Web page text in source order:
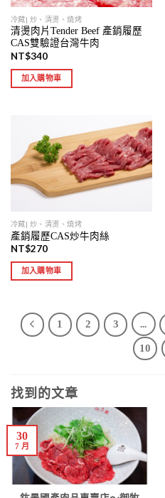
冷藏| 炒、清燙、燒烤
清燙肉片Tender Beef 產銷履歷
CAS雙驗證台灣牛肉
NT$340
加入購物車
冷藏| 炒、清燙、燒烤
產銷履歷CAS炒牛肉絲
NT$270
加入購物車
1 2 3 ...
10
找到的文章
30
7 月